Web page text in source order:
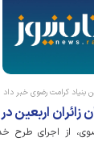
بنیاد کرامت رضوی خبر داد
از اجرای طرح